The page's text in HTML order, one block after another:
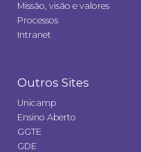
Missão, visão e valores
Processos
Intranet
Outros Sites
Unicamp
Ensino Aberto
GGTE
GDE